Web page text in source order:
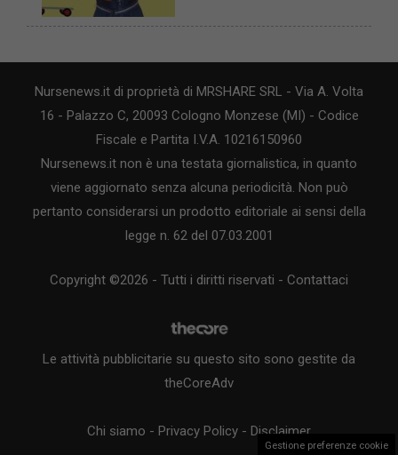
Nursenews.it di proprietà di MRSHARE SRL - Via A. Volta
16 - Palazzo C, 20093 Cologno Monzese (MI) - Codice
Fiscale e Partita I.V.A. 10216150960
Nursenews.it non è una testata giornalistica, in quanto
viene aggiornato senza alcuna periodicità. Non può
pertanto considerarsi un prodotto editoriale ai sensi della
legge n. 62 del 07.03.2001
Copyright ©2026 - Tutti i diritti riservati - Contattaci
Le attività pubblicitarie su questo sito sono gestite da
theCoreAdv
Chi siamo - Privacy Policy - Disclaimer
Gestione preferenze cookie